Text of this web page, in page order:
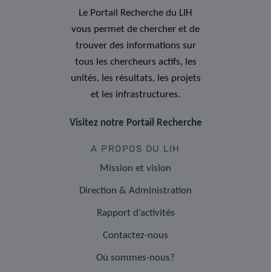
Le Portail Recherche du LIH
vous permet de chercher et de
trouver des informations sur
tous les chercheurs actifs, les
unités, les résultats, les projets
et les infrastructures.
Visitez notre Portail Recherche
A PROPOS DU LIH
Mission et vision
Direction & Administration
Rapport d’activités
Contactez-nous
Où sommes-nous?